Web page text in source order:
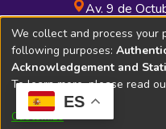
ES
Av. 9 de
Soporte
We collect and process your
following purposes:
Acknowledgement and
To learn more, please read
Customize